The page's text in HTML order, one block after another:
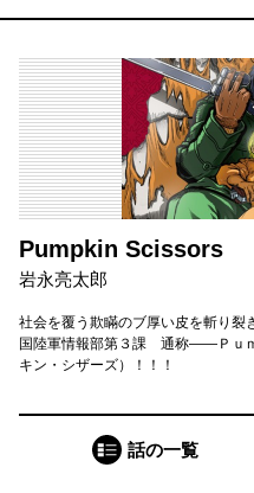
Pumpkin Scissors
岩永亮太郎
社会を覆う欺瞞のブ厚い皮を斬り
国陸軍情報部第３課 通称――Ｐｕ
キン・シザーズ）！！！
話の一覧